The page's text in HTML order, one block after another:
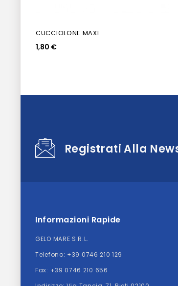
CUCCIOLONE MAXI
1,80 €
Registrati Alla
Informazioni Rapide
GELO MARE S.R.L.
Telefono: +39 0746 210 129
Fax: +39 0746 210 656